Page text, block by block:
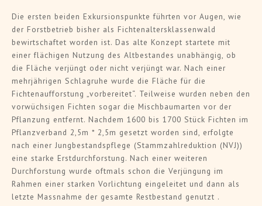
Die ersten beiden Exkursionspunkte führten vor Augen, wie
der Forstbetrieb bisher als Fichtenaltersklassenwald
bewirtschaftet worden ist. Das alte Konzept startete mit
einer flächigen Nutzung des Altbestandes unabhängig, ob
die Fläche verjüngt oder nicht verjüngt war. Nach einer
mehrjährigen Schlagruhe wurde die Fläche für die
Fichtenaufforstung „vorbereitet“. Teilweise wurden neben den
vorwüchsigen Fichten sogar die Mischbaumarten vor der
Pflanzung entfernt. Nachdem 1600 bis 1700 Stück Fichten im
Pflanzverband 2,5m * 2,5m gesetzt worden sind, erfolgte
nach einer Jungbestandspflege (Stammzahlreduktion (NVJ))
eine starke Erstdurchforstung. Nach einer weiteren
Durchforstung wurde oftmals schon die Verjüngung im
Rahmen einer starken Vorlichtung eingeleitet und dann als
letzte Massnahme der gesamte Restbestand genutzt .